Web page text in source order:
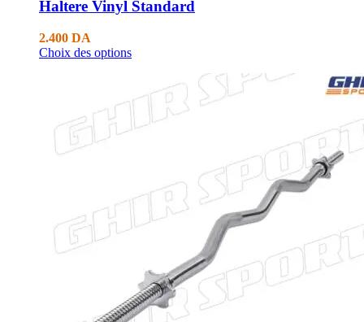
Haltere Vinyl Standard
2.400 DA
Choix des options